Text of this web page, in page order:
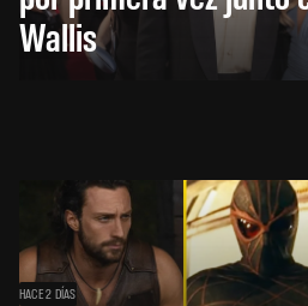
Wallis
HACE 2 DÍAS